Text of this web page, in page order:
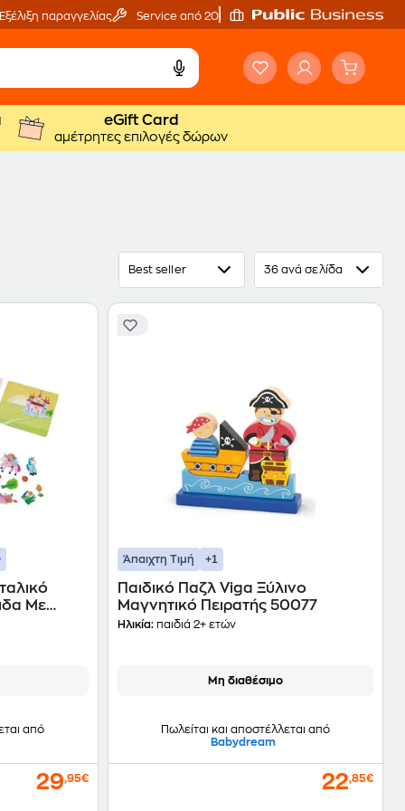
Εξέλιξη παραγγελίας Service από 20'
eGift Card
αμέτρητες επιλογές δώρων
Best seller 36 ανά σελίδα
Με
από
29,95€
Άπαιχτη Τιμή +1
Παιδικό Παζλ Viga Ξύλινo
Μαγνητικό Πειρατής 50077
Ηλικία:παιδιά 2+ ετών
Μη διαθέσιμο
Πωλείται και αποστέλλεται από
Babydream
22,85€